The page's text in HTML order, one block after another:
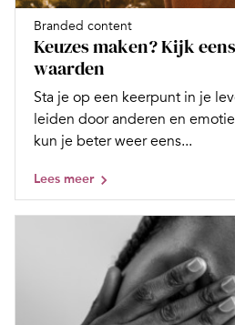
Branded content
Keuzes maken? Kijk
waarden
Sta je op een keerpunt in je
leiden door anderen en
kun je beter weer eens...
Lees meer